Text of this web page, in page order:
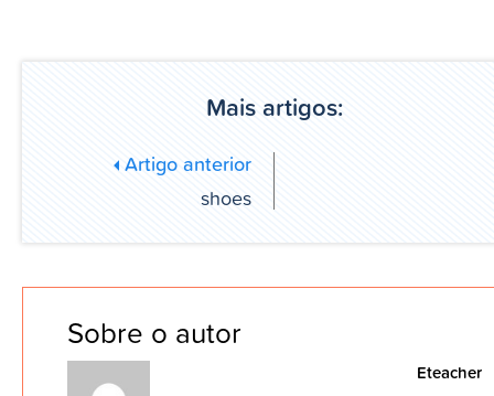
Mais artigos:
Artigo anterior
shoes
Sobre o autor
Eteacher